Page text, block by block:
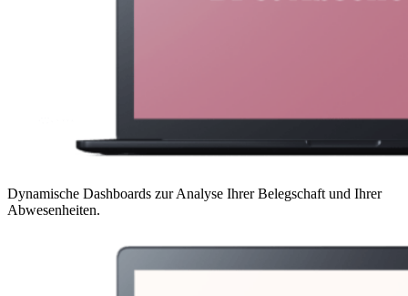
Dynamische Dashboards zur Analyse Ihrer Belegschaft und Ihrer
Abwesenheiten.